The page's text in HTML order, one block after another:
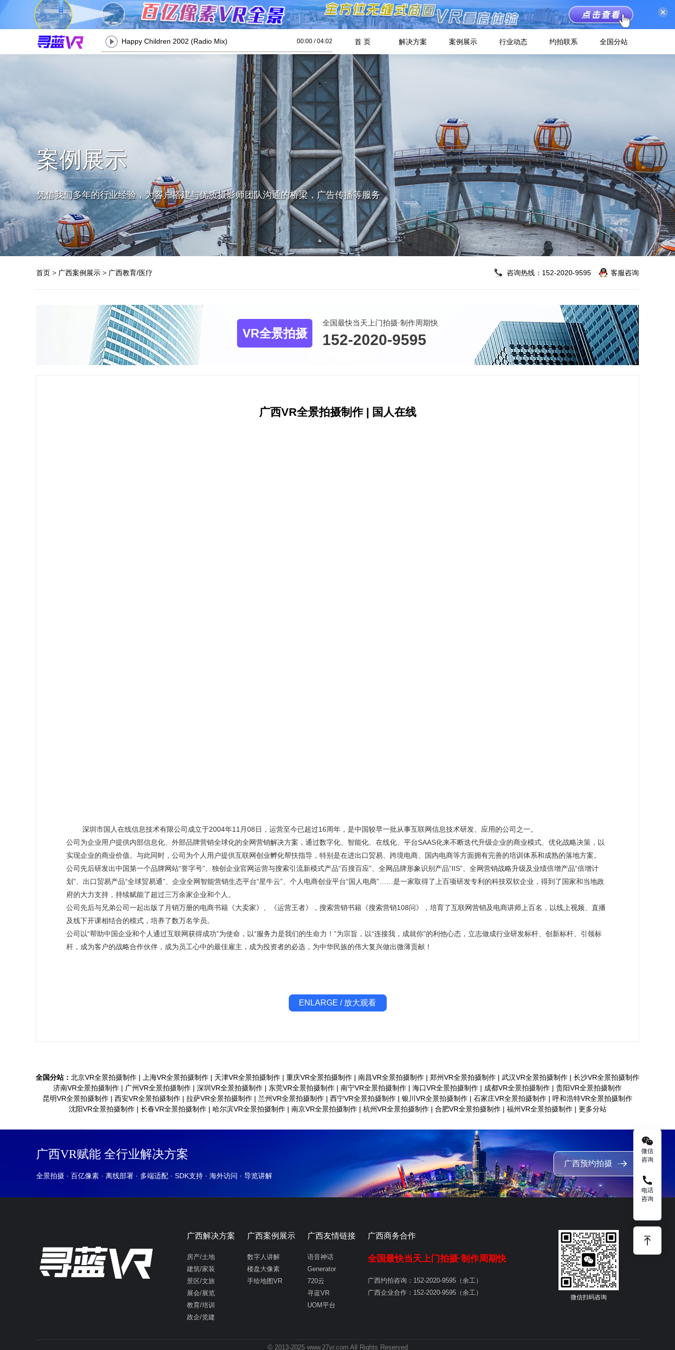
关闭
Happy Children 2002 (Radio Mix) 00:00 /04:02 首 页 解决方案 案例展示 行业动态 约拍联系 全国分站
案例展示
凭借我们多年的行业经验，为客户搭建与优质摄影师团队沟通的桥梁，广告传播等服务
首页 > 广西案例展示 > 广西教育/医疗 咨询热线：152-2020-9595 客服咨询
VR全景拍摄
全国最快当天上门拍摄·制作周期快
152-2020-9595
广西VR全景拍摄制作 | 国人在线
深圳市国人在线信息技术有限公司成立于2004年11月08日，运营至今已超过16周年，是中国较早一批从事互联网信息技术研发、应用的公司之一。
公司为企业用户提供内部信息化、外部品牌营销全球化的全网营销解决方案，通过数字化、智能化、在线化、平台SAAS化来不断迭代升级企业的商业模式、优化战略决策，以
实现企业的商业价值。与此同时，公司为个人用户提供互联网创业孵化帮扶指导，特别是在进出口贸易、跨境电商、国内电商等方面拥有完善的培训体系和成熟的落地方案。
公司先后研发出中国第一个品牌网站“誉字号”、独创企业官网运营与搜索引流新模式产品“百搜百应”、全网品牌形象识别产品“IIS”、全网营销战略升级及业绩倍增产品“倍增计
划”、出口贸易产品“全球贸易通”、企业全网智能营销生态平台“星牛云”、个人电商创业平台“国人电商”……是一家取得了上百项研发专利的科技双软企业，得到了国家和当地政
府的大力支持，持续赋能了超过三万余家企业和个人。
公司先后与兄弟公司一起出版了月销万册的电商书籍《大卖家》、《运营王者》，搜索营销书籍《搜索营销108问》，培育了互联网营销及电商讲师上百名，以线上视频、直播
及线下开课相结合的模式，培养了数万名学员。
公司以“帮助中国企业和个人通过互联网获得成功”为使命，以“服务力是我们的生命力！”为宗旨，以“连接我，成就你”的利他心态，立志做成行业研发标杆、创新标杆、引领标
杆，成为客户的战略合作伙伴，成为员工心中的最佳雇主，成为投资者的必选，为中华民族的伟大复兴做出微薄贡献！
ENLARGE / 放大观看
全国分站： 北京VR全景拍摄制作 | 上海VR全景拍摄制作 | 天津VR全景拍摄制作 | 重庆VR全景拍摄制作 | 南昌VR全景拍摄制作 | 郑州VR全景拍摄制作 | 武汉VR全景拍摄制作 | 长沙VR全景拍摄制作
济南VR全景拍摄制作 | 广州VR全景拍摄制作 | 深圳VR全景拍摄制作 | 东莞VR全景拍摄制作 | 南宁VR全景拍摄制作 | 海口VR全景拍摄制作 | 成都VR全景拍摄制作 | 贵阳VR全景拍摄制作
昆明VR全景拍摄制作 | 西安VR全景拍摄制作 | 拉萨VR全景拍摄制作 | 兰州VR全景拍摄制作 | 西宁VR全景拍摄制作 | 银川VR全景拍摄制作 | 石家庄VR全景拍摄制作 | 呼和浩特VR全景拍摄制作
沈阳VR全景拍摄制作| 长春VR全景拍摄制作| 哈尔滨VR全景拍摄制作| 南京VR全景拍摄制作| 杭州VR全景拍摄制作| 合肥VR全景拍摄制作| 福州VR全景拍摄制作| 更多分站
广西VR赋能 全行业解决方案
全景拍摄 · 百亿像素 · 离线部署 · 多端适配 · SDK支持 · 海外访问 · 导览讲解
广西预约拍摄
广西解决方案
房产/土地
建筑/家装
景区/文旅
展会/展览
教育/培训
政企/党建
广西案例展示
数字人讲解
楼盘大像素
手绘地图VR
广西友情链接
语音神话
Generator
720云
寻蓝VR
UOM平台
广西商务合作
全国最快当天上门拍摄·制作周期快
广西约拍咨询：152-2020-9595（余工）
广西企业合作：152-2020-9595（余工）
微信扫码咨询
© 2013-2025 www.27vr.com All Rights Reserved
微信
咨询
电话
咨询